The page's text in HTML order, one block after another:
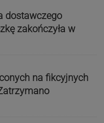
dostawczego
zakończyła w
na fikcyjnych